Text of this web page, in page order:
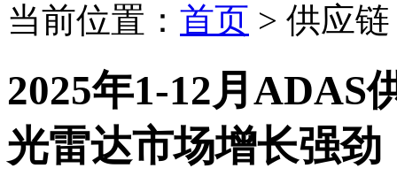
当前位置： 首页 > 供应链
2025年1-12月ADAS
光雷达市场增长强